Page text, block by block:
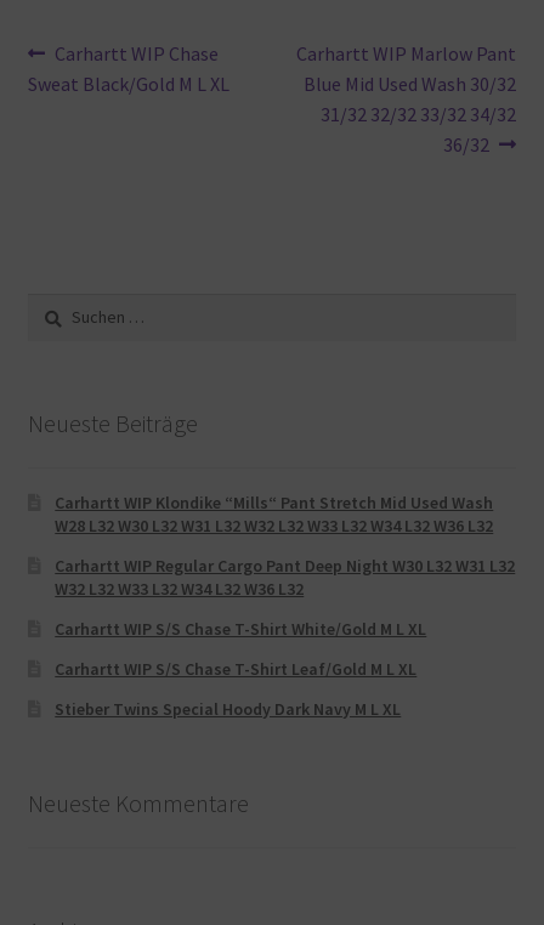
Beitragsnavigation
Vorheriger
Beitrag:
Carhartt WIP Chase
Sweat Black/Gold M L XL
Nächster
Beitrag:
Carhartt WIP Marlow Pant
Blue Mid Used Wash 30/32
31/32 32/32 33/32 34/32
36/32
Suche
nach:
Neueste Beiträge
Carhartt WIP Klondike “Mills“ Pant Stretch Mid Used Wash
W28 L32 W30 L32 W31 L32 W32 L32 W33 L32 W34 L32 W36 L32
Carhartt WIP Regular Cargo Pant Deep Night W30 L32 W31 L32
W32 L32 W33 L32 W34 L32 W36 L32
Carhartt WIP S/S Chase T-Shirt White/Gold M L XL
Carhartt WIP S/S Chase T-Shirt Leaf/Gold M L XL
Stieber Twins Special Hoody Dark Navy M L XL
Neueste Kommentare